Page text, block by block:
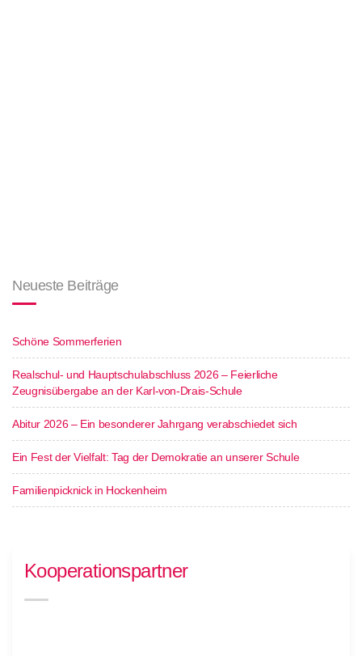
Neueste Beiträge
Schöne Sommerferien
Realschul- und Hauptschulabschluss 2026 – Feierliche
Zeugnisübergabe an der Karl-von-Drais-Schule
Abitur 2026 – Ein besonderer Jahrgang verabschiedet sich
Ein Fest der Vielfalt: Tag der Demokratie an unserer Schule
Familienpicknick in Hockenheim
Kooperationspartner